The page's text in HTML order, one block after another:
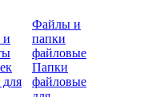
и
для
Файлы и
папки
файловые
Папки
файловые